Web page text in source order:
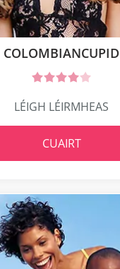
COLOMBIANCUPID
LÉIGH LÉIRMHEAS
CUAIRT